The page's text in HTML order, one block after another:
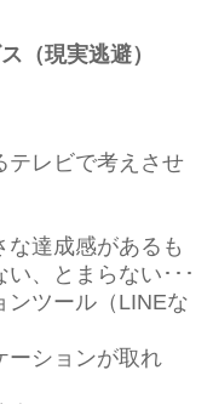
（現実逃避）
レビで考えさせ
達成感があるも
、とまらない･･･
ンツール（LINEな
ションが取れ